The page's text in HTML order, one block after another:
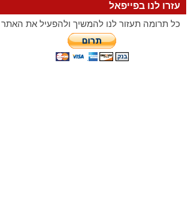
עזרו לנו בפייפאל
כל תרומה תעזור לנו להמשיך ולהפעיל את האתר